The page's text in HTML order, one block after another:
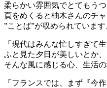
柔らかい雰囲気でとてもうつ
頁をめくると柚木さんのチ
”ことば”が収められています
「現代はみんな忙しすぎて
ふと見た夕日が美しいとか
そんな風に感じる心、生活
「フランスでは、まず『今